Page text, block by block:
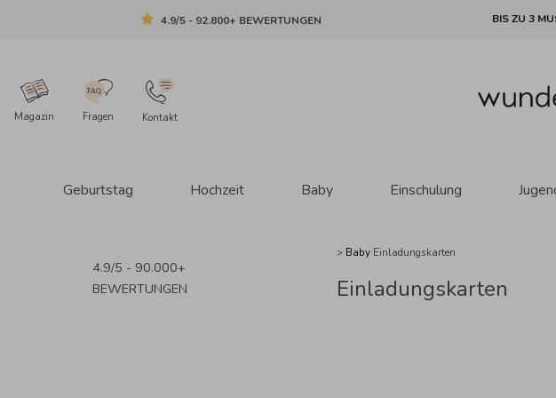
4.9/5 - 92.800+ BEWERTUNGEN BIS ZU 3
Magazin Fragen Kontakt
Geburtstag Hochzeit Baby Einschulung
4.9/5 - 90.000+
BEWERTUNGEN
> Baby Einladungskarten
Einladungskarten